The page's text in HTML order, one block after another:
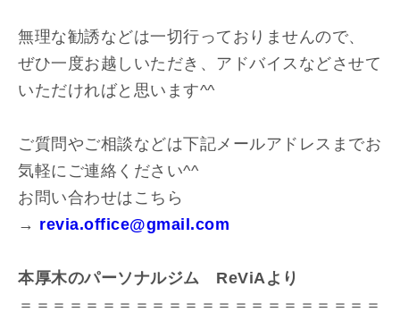
無理な勧誘などは一切行っておりませんので、
ぜひ一度お越しいただき、アドバイスなどさせて
いただければと思います^^
ご質問やご相談などは下記メールアドレスまでお
気軽にご連絡ください^^
お問い合わせはこちら
→ revia.office@gmail.com
本厚木のパーソナルジム ReViAより
＝＝＝＝＝＝＝＝＝＝＝＝＝＝＝＝＝＝＝＝＝＝